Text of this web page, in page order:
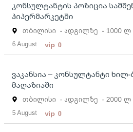
კონსულტანტის პოზიცია
ჰიპერმარკეტში
თბილისი - ადგილზე - 1000 ლ
6 August vip 0
ვაკანსია – კონსულტანტი
მაღაზიაში
თბილისი - ადგილზე - 2000 ლ
5 August vip 0